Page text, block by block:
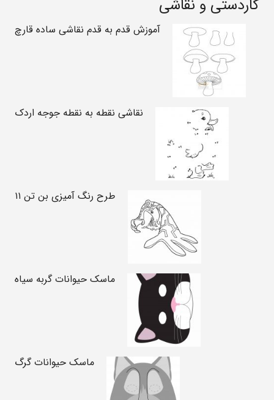
کاردستی و نقاشی
آموزش قدم به قدم نقاشی ساده قارچ
نقاشی نقطه به نقطه جوجه اردک
طرح رنگ آمیزی بن تن ۱۱
ماسک حیوانات گربه سیاه
ماسک حیوانات گرگ